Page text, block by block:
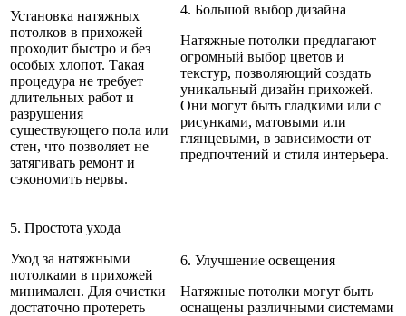
Установка натяжных
потолков в прихожей
проходит быстро и без
особых хлопот. Такая
процедура не требует
длительных работ и
разрушения
существующего пола или
стен, что позволяет не
затягивать ремонт и
сэкономить нервы.
4. Большой выбор дизайна
Натяжные потолки предлагают
огромный выбор цветов и
текстур, позволяющий создать
уникальный дизайн прихожей.
Они могут быть гладкими или с
рисунками, матовыми или
глянцевыми, в зависимости от
предпочтений и стиля интерьера.
5. Простота ухода
Уход за натяжными
потолками в прихожей
минимален. Для очистки
достаточно протереть
6. Улучшение освещения
Натяжные потолки могут быть
оснащены различными системами